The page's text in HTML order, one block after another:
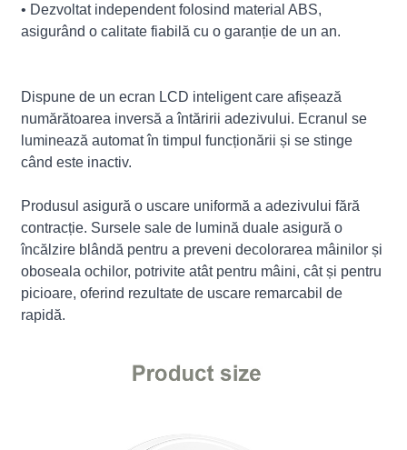
• Dezvoltat independent folosind material ABS,
asigurând o calitate fiabilă cu o garanție de un an.
Dispune de un ecran LCD inteligent care afișează
numărătoarea inversă a întăririi adezivului. Ecranul se
luminează automat în timpul funcționării și se stinge
când este inactiv.
Produsul asigură o uscare uniformă a adezivului fără
contracție. Sursele sale de lumină duale asigură o
încălzire blândă pentru a preveni decolorarea mâinilor și
oboseala ochilor, potrivite atât pentru mâini, cât și pentru
picioare, oferind rezultate de uscare remarcabil de
rapidă.